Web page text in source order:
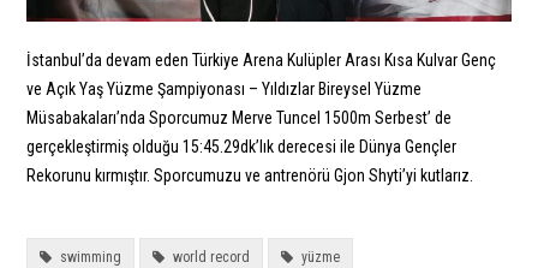
İstanbul’da devam eden Türkiye Arena Kulüpler Arası Kısa Kulvar Genç
ve Açık Yaş Yüzme Şampiyonası – Yıldızlar Bireysel Yüzme
Müsabakaları’nda Sporcumuz Merve Tuncel 1500m Serbest’ de
gerçekleştirmiş olduğu 15:45.29dk’lık derecesi ile Dünya Gençler
Rekorunu kırmıştır. Sporcumuzu ve antrenörü Gjon Shyti’yi kutlarız.
swimming world record yüzme